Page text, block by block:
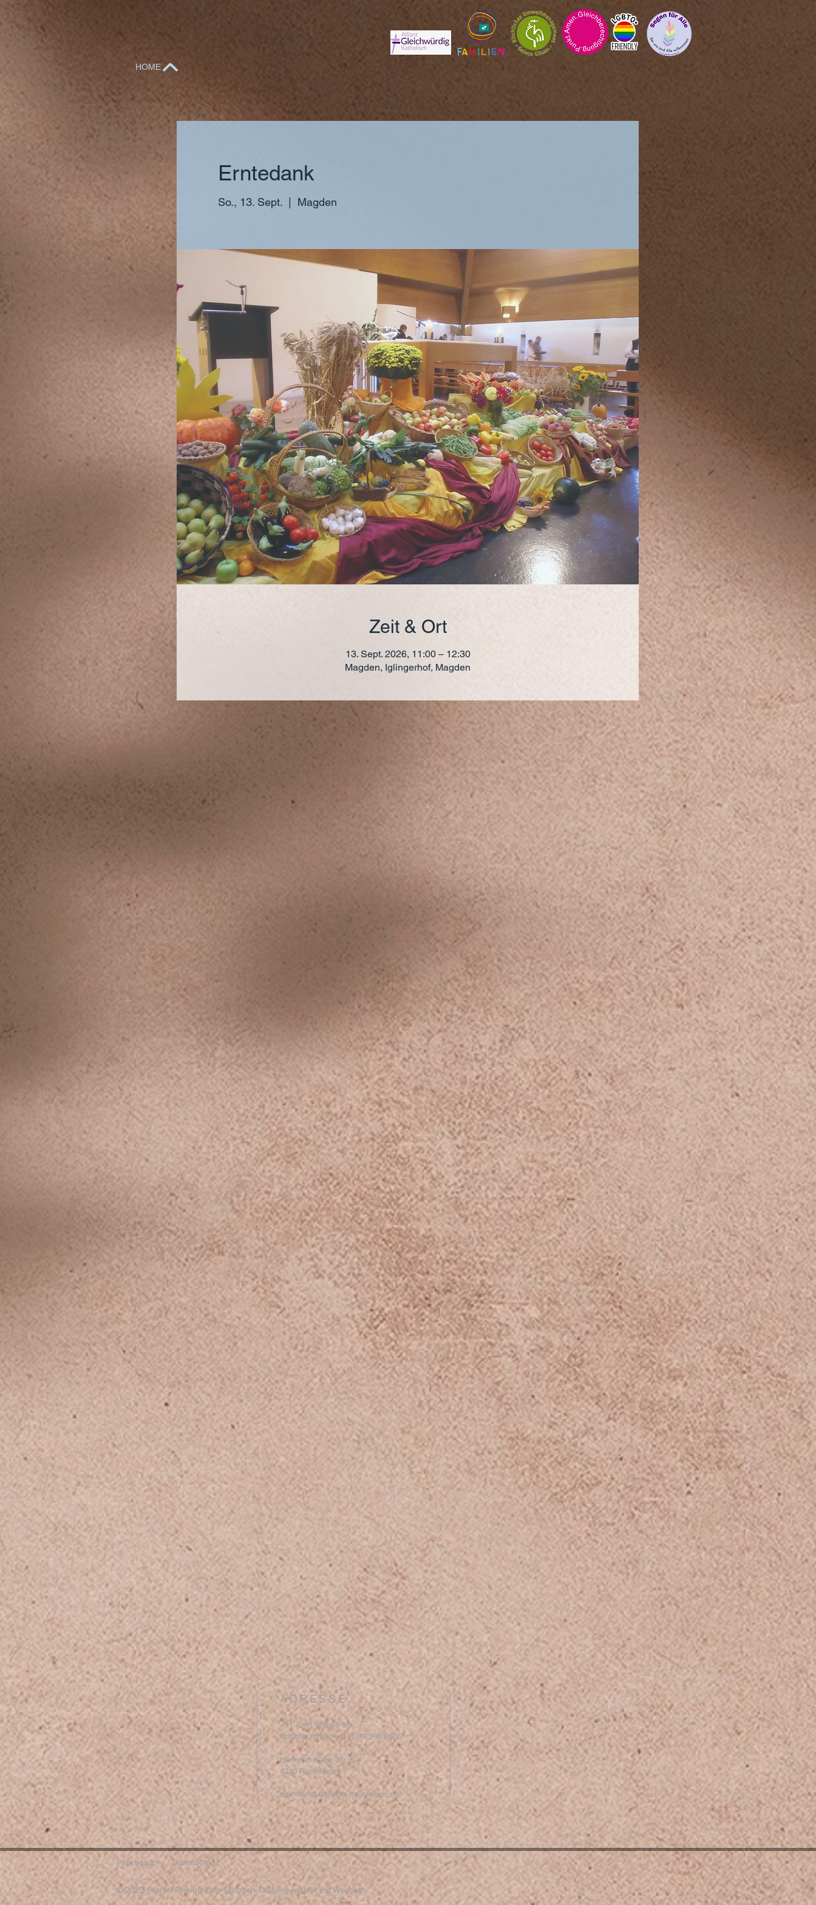
HOME
Erntedank
So., 13. Sept. Magden
Zeit & Ort
13. Sept. 2026, 11:00 – 12:30
Magden, Iglingerhof, Magden
ADRESSE
+41 (0)61 836 95 55
Notfallnummer +41 (0)79 290 86 27
Hermann Keller-Str. 10
4310 Rheinfelden
sekretariat@pfarrei-rheinfelden.ch
Impressum Datenschutz
© 2023 Pfarrei Rheinfelden-Magden-Olsberg erstellt mitWix.com